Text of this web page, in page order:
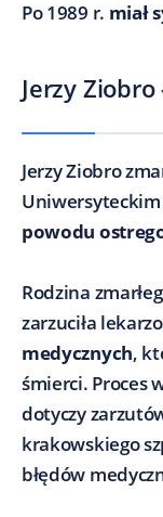
Po 1989 r. miał
Jerzy
Jerzy Ziobro
Uniwersyteckim
powodu
Rodzina
zarzuciła
medycznych,
śmierci. Proces
dotyczy
krakowskiego
błędów